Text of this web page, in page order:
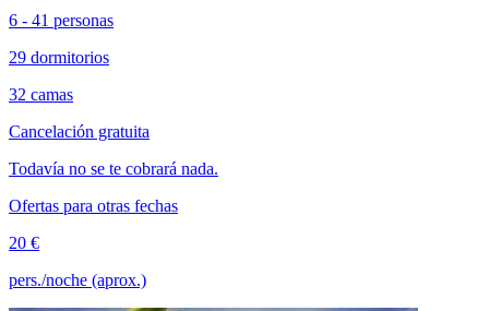
6 - 41 personas
29 dormitorios
32 camas
Cancelación gratuita
Todavía no se te cobrará nada.
Ofertas para otras fechas
20 €
pers./noche (aprox.)